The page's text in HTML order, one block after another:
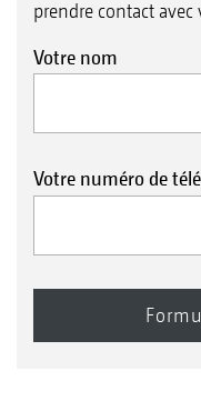
prendre contact
Votre nom
Votre numéro de